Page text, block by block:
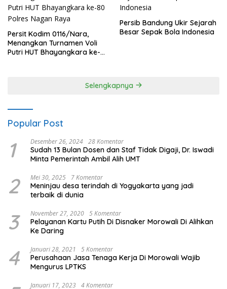
Persit Kodim 0116/Nara,
Menangkan Turnamen Voli
Putri HUT Bhayangkara ke-
Persib Bandung Ukir Sejarah
Besar Sepak Bola Indonesia
Selengkapnya
Popular Post
1 Desember 26, 2024 28 Komentar
Sudah 13 Bulan Dosen dan Staf Tidak Digaji, Dr. Iswadi
Minta Pemerintah Ambil Alih UMT
2 Mei 30, 2025 7 Komentar
Meninjau desa terindah di Yogyakarta yang jadi
terbaik di dunia
3 November 27, 2020 5 Komentar
Pelayanan Kartu Putih Di Disnaker Morowali Di Alihkan
Ke Daring
4 Januari 28, 2021 5 Komentar
Perusahaan Jasa Tenaga Kerja Di Morowali Wajib
Mengurus LPTKS
Januari 17, 2023 4 Komentar